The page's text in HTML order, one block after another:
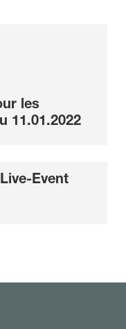
les
11.01.2022
Event